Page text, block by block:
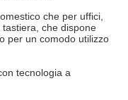
che per uffici,
che dispone
per un comodo utilizzo
tecnologia a